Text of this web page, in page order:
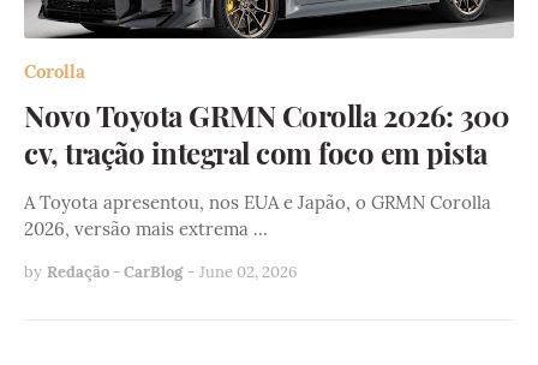
Corolla
Novo Toyota GRMN Corolla 2026: 300
cv, tração integral com foco em pista
A Toyota apresentou, nos EUA e Japão, o GRMN Corolla
2026, versão mais extrema …
by Redação - CarBlog - June 02, 2026